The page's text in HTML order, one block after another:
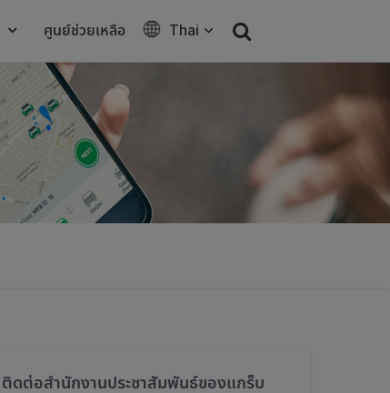
ศูนย์ช่วยเหลือ Thai
ติดต่อสำนักงานประชาสัมพันธ์ของแกร็บ